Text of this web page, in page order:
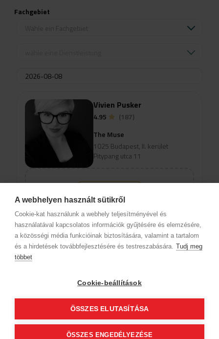
A webhelyen használt sütikről
Cookie-kat használunk a webhely teljesítményével és
használatával kapcsolatos információk gyűjtésére és elemzésére,
a közösségi média funkcióinak biztosítására, valamint a tartalom
és a hirdetések továbbfejlesztésére és testreszabására. Tudj meg
többet
Cookie-beállítások
ÖSSZES ELUTASÍTÁSA
ÖSSZES ENGEDÉLYEZÉSE
Fachgebiet
Um verfügbare Online-Termine
anzuzeigen, wählen Sie eine Domain
und einen Service aus
Vivien Pusker
4.95
(187)
The Muse
1025 Budapest, II. kerület
Pitypang utca 11
AGB (Abonnentenkunde)
Folge uns!
© 2012 Beauty World Net Kft. Alle Rechte vorbehalten.